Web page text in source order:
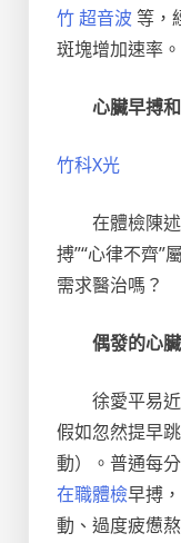
竹 超音波等，
斑塊增加速率。
心臟早搏
竹科X光
在體檢陳
搏”“心律不齊”
需求醫治嗎？
偶發的心
徐愛平易
假如忽然提早
動）。普通每
在職體檢早搏
動、過度疲憊